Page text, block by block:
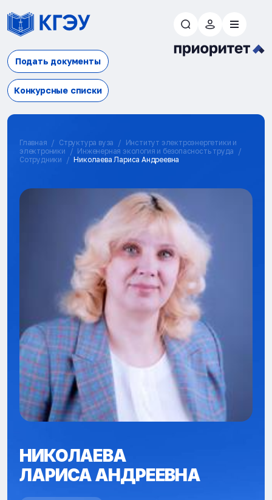
Подать документы
Конкурсные списки
Главная Структура вуза
Институт электроэнергетики и
электроники
Инженерная экология и безопасность труда
Сотрудники
Николаева Лариса Андреевна
НИКОЛАЕВА
ЛАРИСА АНДРЕЕВНА